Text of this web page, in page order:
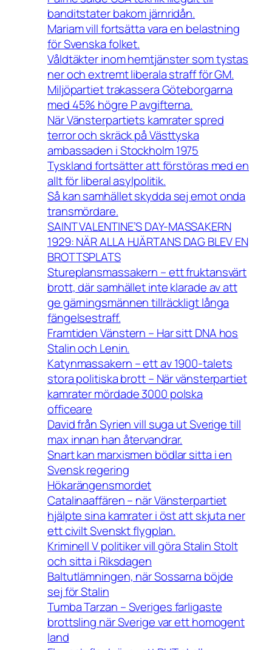
banditstater bakom järnridån.
Mariam vill fortsätta vara en belastning
för Svenska folket.
Våldtäkter inom hemtjänster som tystas
ner och extremt liberala straff för GM.
Miljöpartiet trakassera Göteborgarna
med 45% högre P avgifterna.
När Vänsterpartiets kamrater spred
terror och skräck på Västtyska
ambassaden i Stockholm 1975
Tyskland fortsätter att förstöras med en
allt för liberal asylpolitik.
Så kan samhället skydda sej emot onda
transmördare.
SAINT VALENTINE’S DAY-MASSAKERN
1929: NÄR ALLA HJÄRTANS DAG BLEV EN
BROTTSPLATS
Stureplansmassakern – ett fruktansvärt
brott, där samhället inte klarade av att
ge gärningsmännen tillräckligt långa
fängelsestraff.
Framtiden Vänstern – Har sitt DNA hos
Stalin och Lenin.
Katynmassakern – ett av 1900-talets
stora politiska brott – När vänsterpartiet
kamrater mördade 3000 polska
officeare
David från Syrien vill suga ut Sverige till
max innan han återvandrar.
Snart kan marxismen bödlar sitta i en
Svensk regering
Hökarängensmordet
Catalinaaffären – när Vänsterpartiet
hjälpte sina kamrater i öst att skjuta ner
ett civilt Svenskt flygplan.
Kriminell V politiker vill göra Stalin Stolt
och sitta i Riksdagen
Baltutlämningen, när Sossarna böjde
sej för Stalin
Tumba Tarzan – Sveriges farligaste
brottsling när Sverige var ett homogent
land